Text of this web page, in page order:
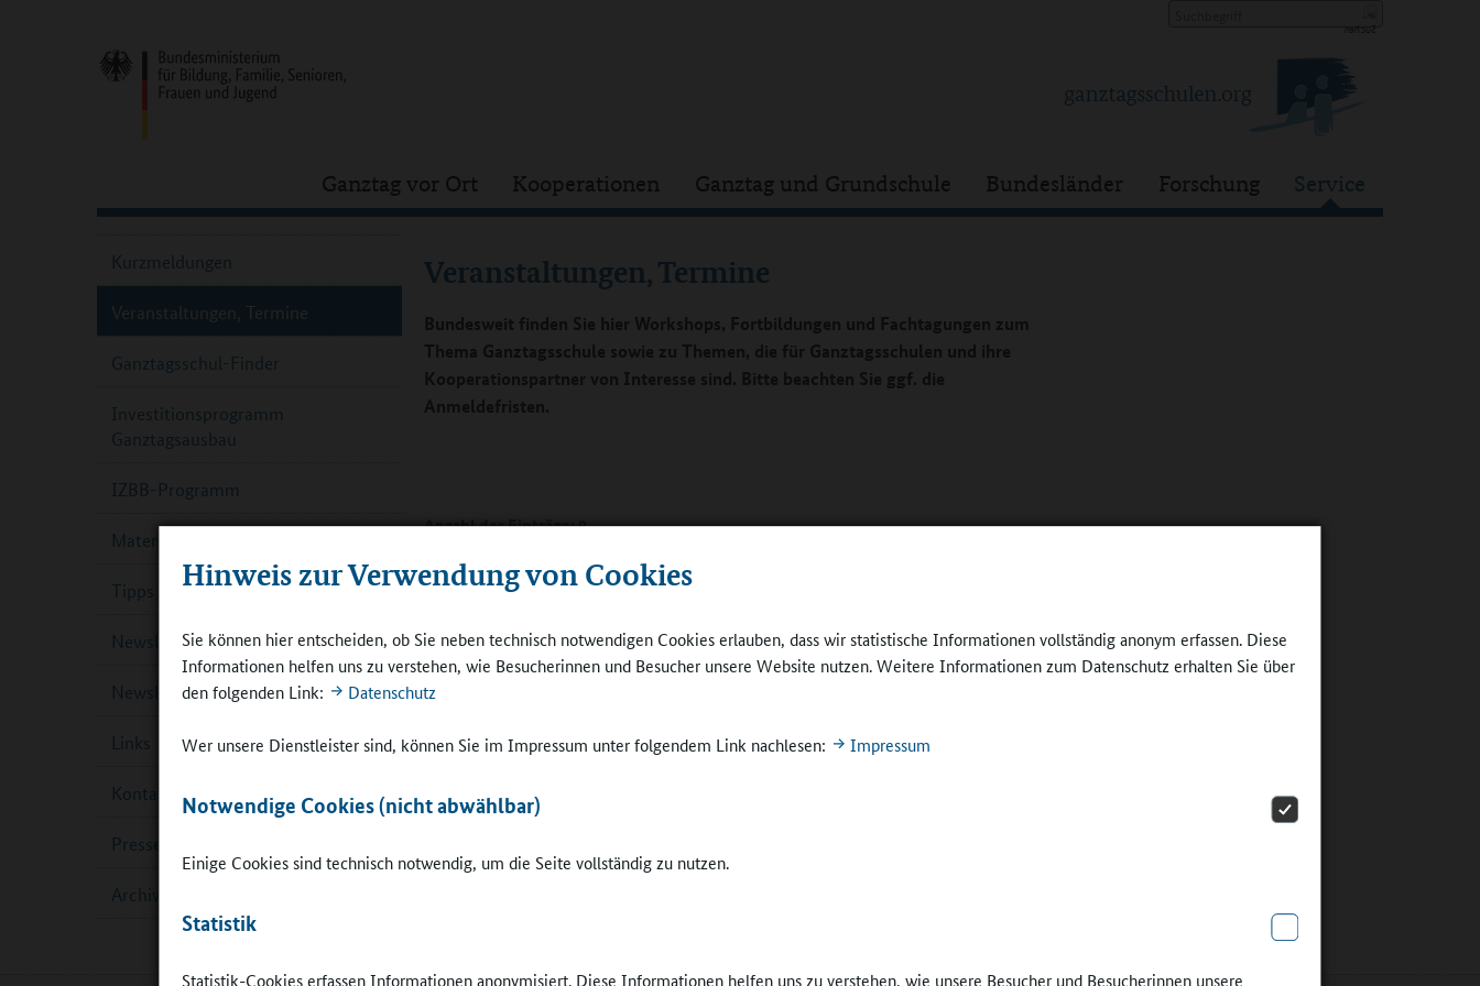
Hinweis zur Verwendung von Cookies
Sie können hier entscheiden, ob Sie neben technisch notwendigen Cookies erlauben, dass wir statistische Informationen vollständig anonym erfassen. Diese
Informationen helfen uns zu verstehen, wie Besucherinnen und Besucher unsere Website nutzen. Weitere Informationen zum Datenschutz erhalten Sie über
den folgenden Link:
Datenschutz
Wer unsere Dienstleister sind, können Sie im Impressum unter folgendem Link nachlesen: Impressum
Notwendige Cookies (nicht abwählbar)
Einige Cookies sind technisch notwendig, um die Seite vollständig zu nutzen.
Statistik
Statistik-Cookies erfassen Informationen anonymisiert. Diese Informationen helfen uns zu verstehen, wie unsere Besucher und Besucherinnen unsere
Ganztag vor Ort Kooperationen Ganztag und Grundschule Bundesländer Forschung Service
Veranstaltungen, Termine
Bundesweit finden Sie hier Workshops, Fortbildungen und Fachtagungen zum
Thema Ganztagsschule sowie zu Themen, die für Ganztagsschulen und ihre
Kooperationspartner von Interesse sind. Bitte beachten Sie ggf. die
Anmeldefristen.
Anzahl der Einträge: 0
Kurzmeldungen
Veranstaltungen, Termine
Ganztagsschul-Finder
Investitionsprogramm
Ganztagsausbau
IZBB-Programm
Materialien / Mediathek
Tipps
Newsletter
Newsletter-Archiv
Links
Kontakt
Pressekontakt
Archiv